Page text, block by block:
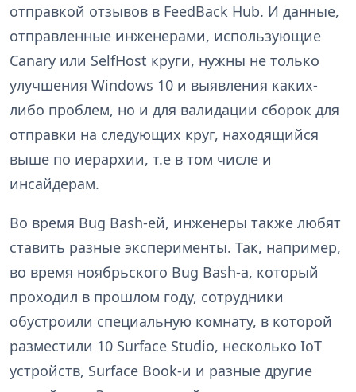
отправкой отзывов в FeedBack Hub. И данные,
отправленные инженерами, использующие
Canary или SelfHost круги, нужны не только
улучшения Windows 10 и выявления каких-
либо проблем, но и для валидации сборок для
отправки на следующих круг, находящийся
выше по иерархии, т.е в том числе и
инсайдерам.
Во время Bug Bash-ей, инженеры также любят
ставить разные эксперименты. Так, например,
во время ноябрьского Bug Bash-а, который
проходил в прошлом году, сотрудники
обустроили специальную комнату, в которой
разместили 10 Surface Studio, несколько IoT
устройств, Surface Book-и и разные другие